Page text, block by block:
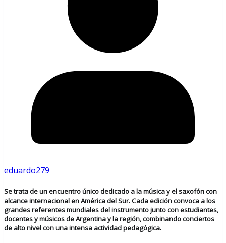
eduardo279
Se trata de un encuentro único dedicado a la música y el saxofón con
alcance internacional en América del Sur. Cada edición convoca a los
grandes referentes mundiales del instrumento junto con estudiantes,
docentes y músicos de Argentina y la región, combinando conciertos
de alto nivel con una intensa actividad pedagógica.